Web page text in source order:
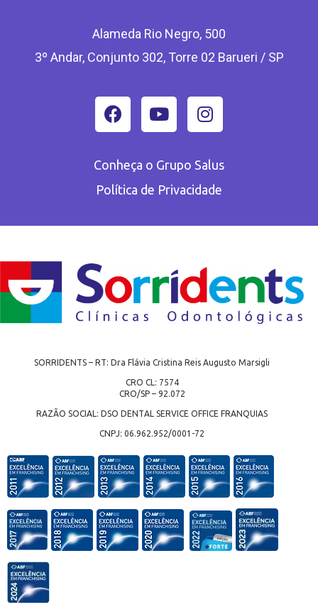
Alameda Rio Negro, 500
3º Andar, Conjunto 302, Torre 02 Barueri / SP
Conheça o Grupo Salus
Política de Privacidade
SORRIDENTS – RT: Dra Flávia Cristina Reis Augusto Marsigli
CRO CL: 7574
CRO/SP – 92.072
RAZÃO SOCIAL: DSO DENTAL SERVICE OFFICE FRANQUIAS
CNPJ: 06.962.952/0001-72